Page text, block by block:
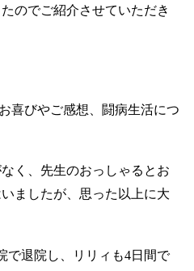
のでご紹介させていただき
喜びやご感想、闘病生活につ
く、先生のおっしゃるとお
ましたが、思った以上に大
で退院し、リリィも4日間で